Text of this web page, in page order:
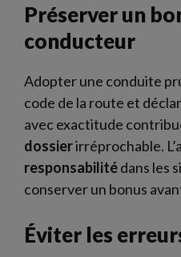
Préserver un
conducteur
Adopter une conduite
code de la route et
avec exactitude
dossierirréprochable.
responsabilitédans les
conserver un bonus
Éviter les